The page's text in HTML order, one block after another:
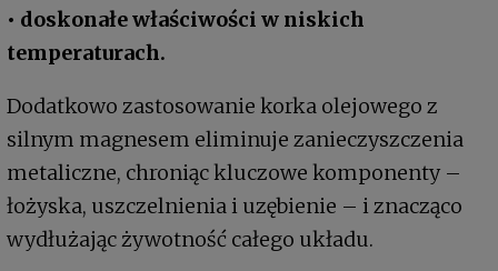
• doskonałe właściwości w niskich
temperaturach.
Dodatkowo zastosowanie korka olejowego z
silnym magnesem eliminuje zanieczyszczenia
metaliczne, chroniąc kluczowe komponenty –
łożyska, uszczelnienia i uzębienie – i znacząco
wydłużając żywotność całego układu.